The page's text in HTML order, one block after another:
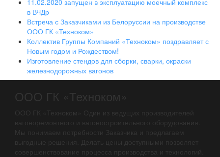
в ВЧДр
Встреча с Заказчиками из Белоруссии на производстве
ООО ГК «Техноком»
Коллектив Группы Компаний «Техноком» поздравляет с
Новым годом и Рождеством!
Изготовление стендов для сборки, сварки, окраски
железнодорожных вагонов
ООО ГК «Техноком»
ООО ГК «Техноком» Один из ведущих производителей
вагоноремонтного и вагоностроительного оборудования.
Мы понимаем потребности Заказчика и предлагаем
выгодные решения. Делать цены доступными позволяет
совершенствование процесса производства и технологий.